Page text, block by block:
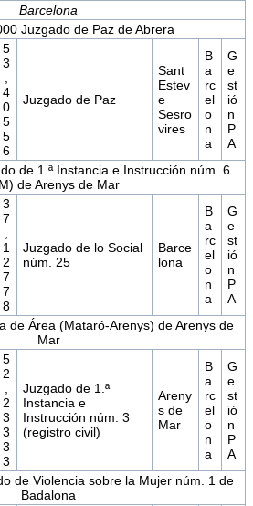
Barcelona
Juzgado de Paz de Abrera
5
3
,
4
0
5
5
6
Juzgado de Paz
Sant
Estev
e
Sesro
vires
B
a
rc
el
o
n
a
G
e
st
ió
n
P
A
de 1.ª Instancia e Instrucción núm. 6
de Arenys de Mar
3
7
,
1
2
7
7
8
Juzgado de lo Social
núm. 25
Barce
lona
B
a
rc
el
o
n
a
G
e
st
ió
n
P
A
de Área (Mataró-Arenys) de Arenys de
Mar
5
2
,
2
3
3
3
3
Juzgado de 1.ª
Instancia e
Instrucción núm. 3
(registro civil)
Areny
s de
Mar
B
a
rc
el
o
n
a
G
e
st
ió
n
P
A
de Violencia sobre la Mujer núm. 1 de
Badalona